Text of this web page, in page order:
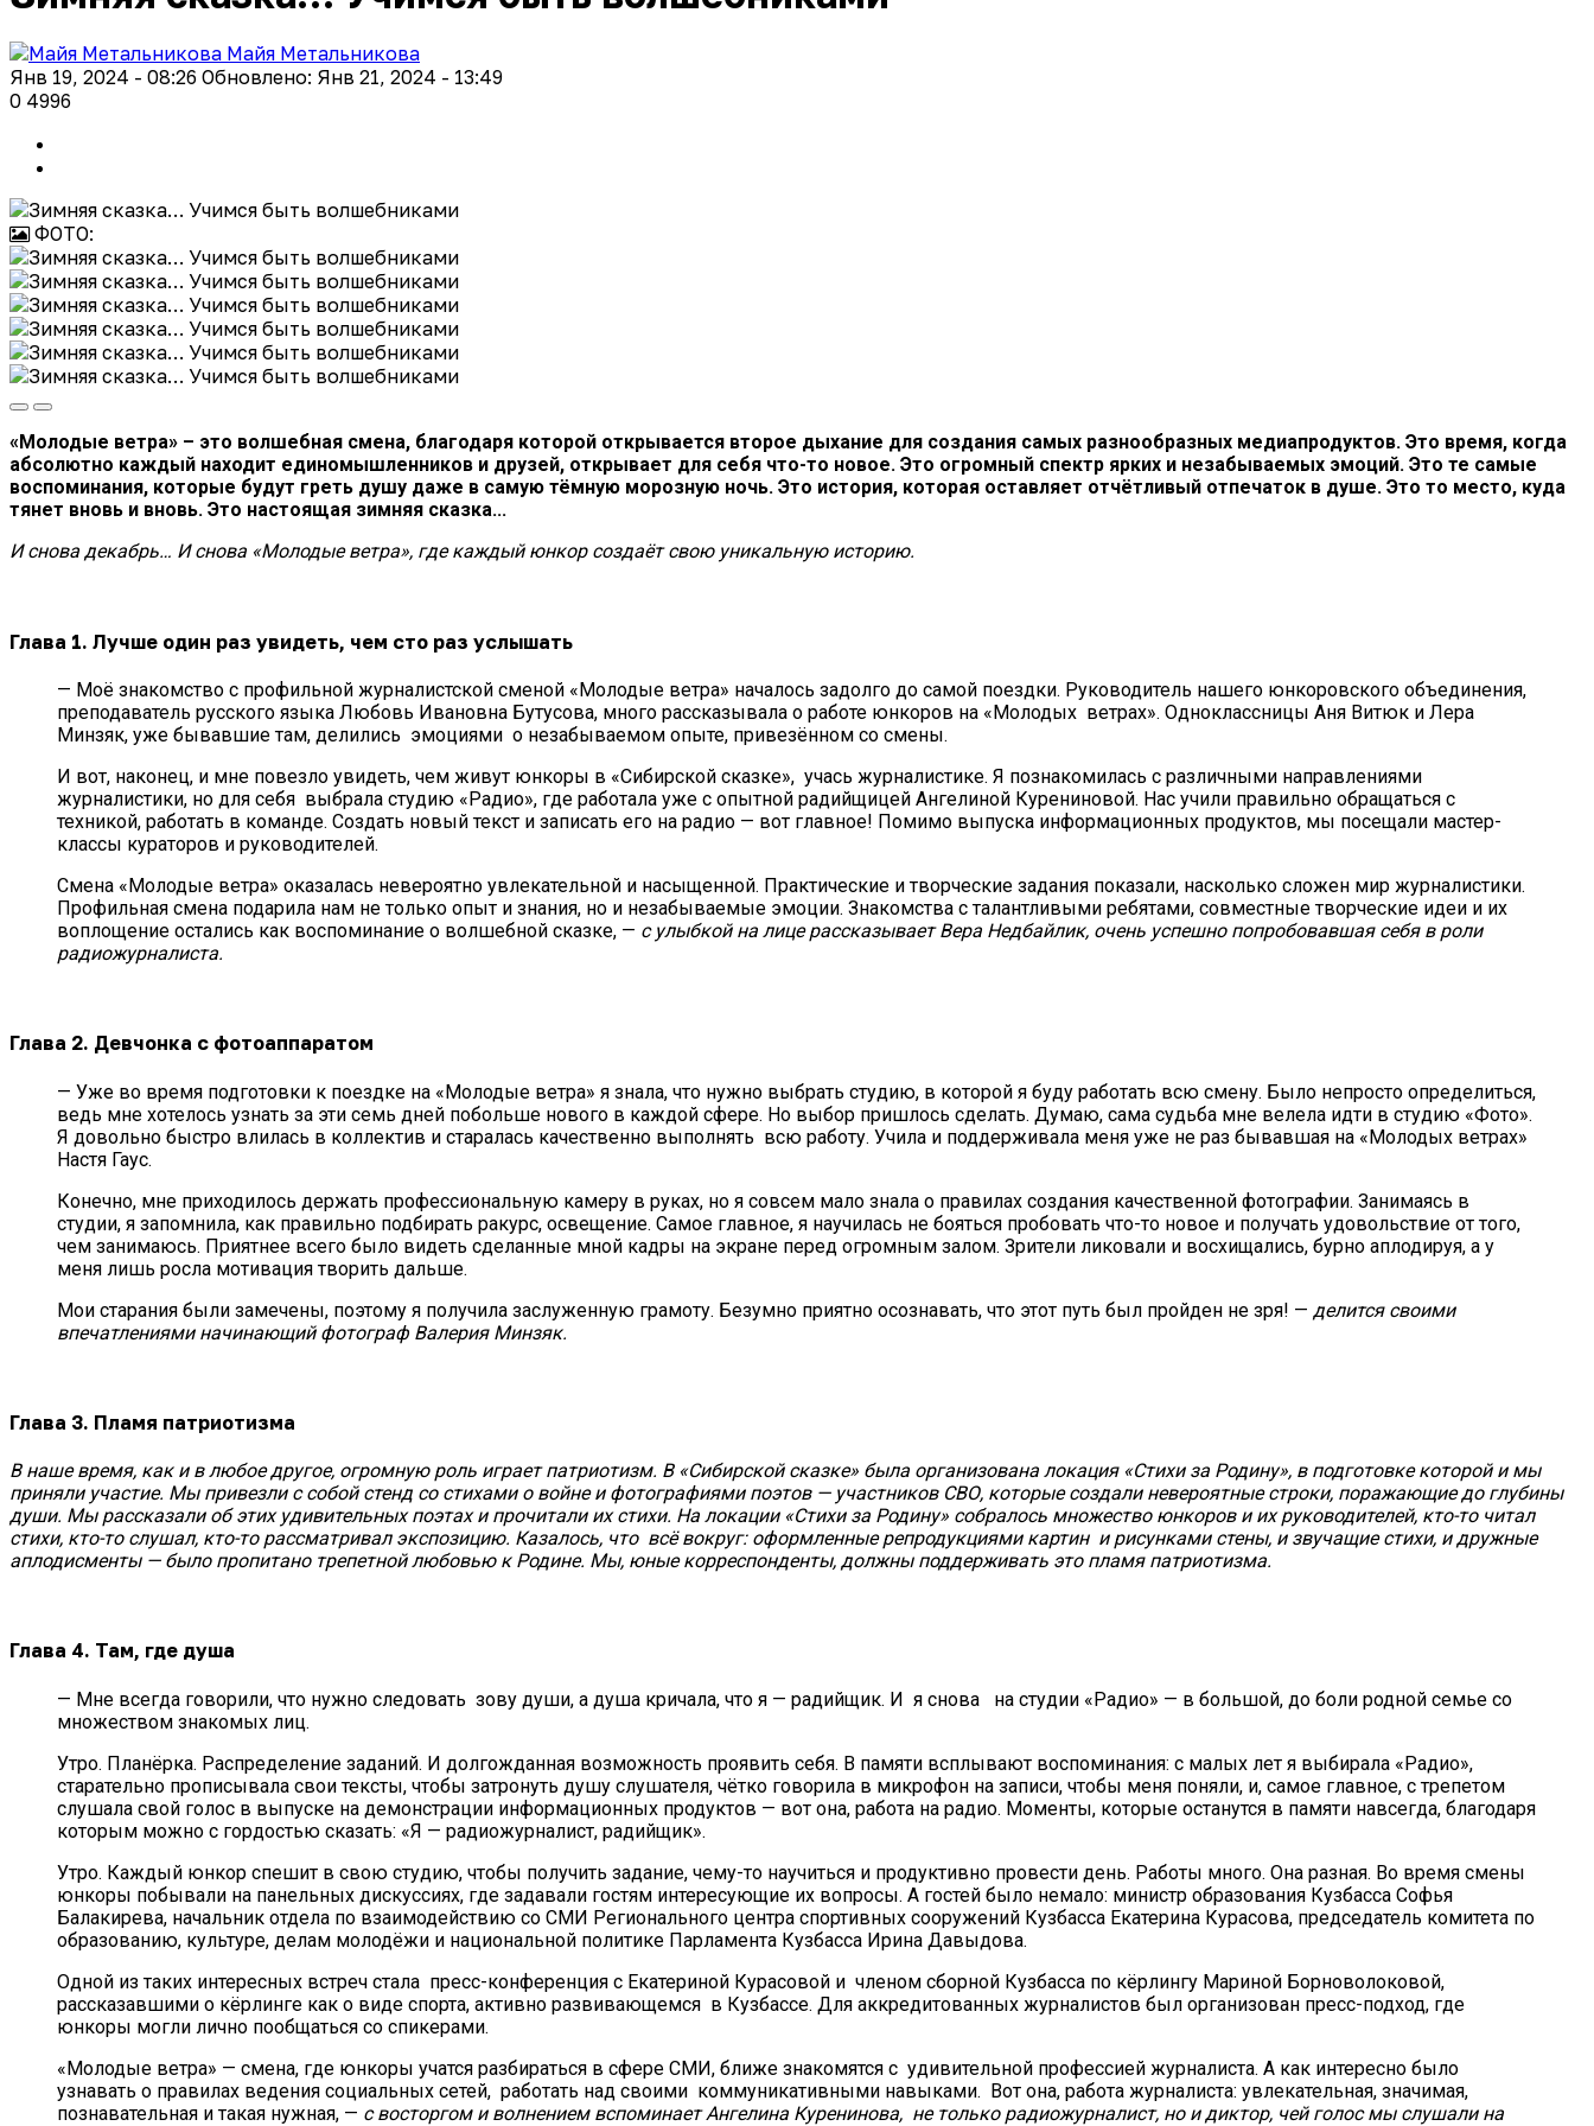
Майя Метальникова
Янв 19, 2024 - 08:26 Обновлено: Янв 21, 2024 - 13:49
0 4996
ФОТО:
«Молодые ветра» – это волшебная смена, благодаря которой открывается второе дыхание для создания самых разнообразных медиапродуктов. Это время, когда
абсолютно каждый находит единомышленников и друзей, открывает для себя что-то новое. Это огромный спектр ярких и незабываемых эмоций. Это те самые
воспоминания, которые будут греть душу даже в самую тёмную морозную ночь. Это история, которая оставляет отчётливый отпечаток в душе. Это то место, куда
тянет вновь и вновь. Это настоящая зимняя сказка...
И снова декабрь… И снова «Молодые ветра», где каждый юнкор создаёт свою уникальную историю.
Глава 1. Лучше один раз увидеть, чем сто раз услышать
— Моё знакомство с профильной журналистской сменой «Молодые ветра» началось задолго до самой поездки. Руководитель нашего юнкоровского объединения,
преподаватель русского языка Любовь Ивановна Бутусова, много рассказывала о работе юнкоров на «Молодых ветрах». Одноклассницы Аня Витюк и Лера
Минзяк, уже бывавшие там, делились эмоциями о незабываемом опыте, привезённом со смены.
И вот, наконец, и мне повезло увидеть, чем живут юнкоры в «Сибирской сказке», учась журналистике. Я познакомилась с различными направлениями
журналистики, но для себя выбрала студию «Радио», где работала уже с опытной радийщицей Ангелиной Курениновой. Нас учили правильно обращаться с
техникой, работать в команде. Создать новый текст и записать его на радио — вот главное! Помимо выпуска информационных продуктов, мы посещали мастер-
классы кураторов и руководителей.
Смена «Молодые ветра» оказалась невероятно увлекательной и насыщенной. Практические и творческие задания показали, насколько сложен мир журналистики.
Профильная смена подарила нам не только опыт и знания, но и незабываемые эмоции. Знакомства с талантливыми ребятами, совместные творческие идеи и их
воплощение остались как воспоминание о волшебной сказке, — с улыбкой на лице рассказывает Вера Недбайлик, очень успешно попробовавшая себя в роли
радиожурналиста.
Глава 2. Девчонка с фотоаппаратом
— Уже во время подготовки к поездке на «Молодые ветра» я знала, что нужно выбрать студию, в которой я буду работать всю смену. Было непросто определиться,
ведь мне хотелось узнать за эти семь дней побольше нового в каждой сфере. Но выбор пришлось сделать. Думаю, сама судьба мне велела идти в студию «Фото».
Я довольно быстро влилась в коллектив и старалась качественно выполнять всю работу. Учила и поддерживала меня уже не раз бывавшая на «Молодых ветрах»
Настя Гаус.
Конечно, мне приходилось держать профессиональную камеру в руках, но я совсем мало знала о правилах создания качественной фотографии. Занимаясь в
студии, я запомнила, как правильно подбирать ракурс, освещение. Самое главное, я научилась не бояться пробовать что-то новое и получать удовольствие от того,
чем занимаюсь. Приятнее всего было видеть сделанные мной кадры на экране перед огромным залом. Зрители ликовали и восхищались, бурно аплодируя, а у
меня лишь росла мотивация творить дальше.
Мои старания были замечены, поэтому я получила заслуженную грамоту. Безумно приятно осознавать, что этот путь был пройден не зря! — делится своими
впечатлениями начинающий фотограф Валерия Минзяк.
Глава 3. Пламя патриотизма
В наше время, как и в любое другое, огромную роль играет патриотизм. В «Сибирской сказке» была организована локация «Стихи за Родину», в подготовке которой и мы
приняли участие. Мы привезли с собой стенд со стихами о войне и фотографиями поэтов — участников СВО, которые создали невероятные строки, поражающие до глубины
души. Мы рассказали об этих удивительных поэтах и прочитали их стихи. На локации «Стихи за Родину» собралось множество юнкоров и их руководителей, кто-то читал
стихи, кто-то слушал, кто-то рассматривал экспозицию. Казалось, что всё вокруг: оформленные репродукциями картин и рисунками стены, и звучащие стихи, и дружные
аплодисменты — было пропитано трепетной любовью к Родине. Мы, юные корреспонденты, должны поддерживать это пламя патриотизма.
Глава 4. Там, где душа
— Мне всегда говорили, что нужно следовать зову души, а душа кричала, что я — радийщик. И я снова на студии «Радио» — в большой, до боли родной семье со
множеством знакомых лиц.
Утро. Планёрка. Распределение заданий. И долгожданная возможность проявить себя. В памяти всплывают воспоминания: с малых лет я выбирала «Радио»,
старательно прописывала свои тексты, чтобы затронуть душу слушателя, чётко говорила в микрофон на записи, чтобы меня поняли, и, самое главное, с трепетом
слушала свой голос в выпуске на демонстрации информационных продуктов — вот она, работа на радио. Моменты, которые останутся в памяти навсегда, благодаря
которым можно с гордостью сказать: «Я — радиожурналист, радийщик».
Утро. Каждый юнкор спешит в свою студию, чтобы получить задание, чему-то научиться и продуктивно провести день. Работы много. Она разная. Во время смены
юнкоры побывали на панельных дискуссиях, где задавали гостям интересующие их вопросы. А гостей было немало: министр образования Кузбасса Софья
Балакирева, начальник отдела по взаимодействию со СМИ Регионального центра спортивных сооружений Кузбасса Екатерина Курасова, председатель комитета по
образованию, культуре, делам молодёжи и национальной политике Парламента Кузбасса Ирина Давыдова.
Одной из таких интересных встреч стала пресс-конференция с Екатериной Курасовой и членом сборной Кузбасса по кёрлингу Мариной Борноволоковой,
рассказавшими о кёрлинге как о виде спорта, активно развивающемся в Кузбассе. Для аккредитованных журналистов был организован пресс-подход, где
юнкоры могли лично пообщаться со спикерами.
«Молодые ветра» — смена, где юнкоры учатся разбираться в сфере СМИ, ближе знакомятся с удивительной профессией журналиста. А как интересно было
узнавать о правилах ведения социальных сетей, работать над своими коммуникативными навыками. Вот она, работа журналиста: увлекательная, значимая,
познавательная и такая нужная, — с восторгом и волнением вспоминает Ангелина Куренинова, не только радиожурналист, но и диктор, чей голос мы слушали на